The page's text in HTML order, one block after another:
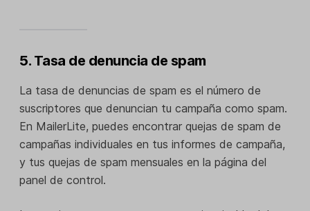
5. Tasa de denuncia de spam
La tasa de denuncias de spam es el número de
suscriptores que denuncian tu campaña como spam.
En MailerLite, puedes encontrar quejas de spam de
campañas individuales en tus informes de campaña,
y tus quejas de spam mensuales en la página del
panel de control.